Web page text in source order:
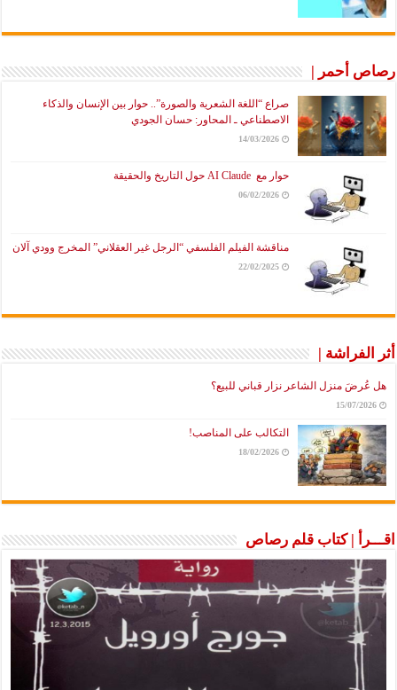
رصاص أحمر |
صراع “اللغة الشعرية والصورة”.. حوار بين الإنسان والذكاء
الاصطناعي ـ المحاور: حسان الجودي
14/03/2026
حوار مع AI Claude حول التاريخ والحقيقة
06/02/2026
مناقشة الفيلم الفلسفي “الرجل غير العقلاني” المخرج وودي آلان
22/02/2025
أثر الفراشة |
هل عُرضَ منزل الشاعر نزار قباني للبيع؟
15/07/2026
التكالب على المناصب!
18/02/2026
اقـــرأ | كتاب قلم رصاص